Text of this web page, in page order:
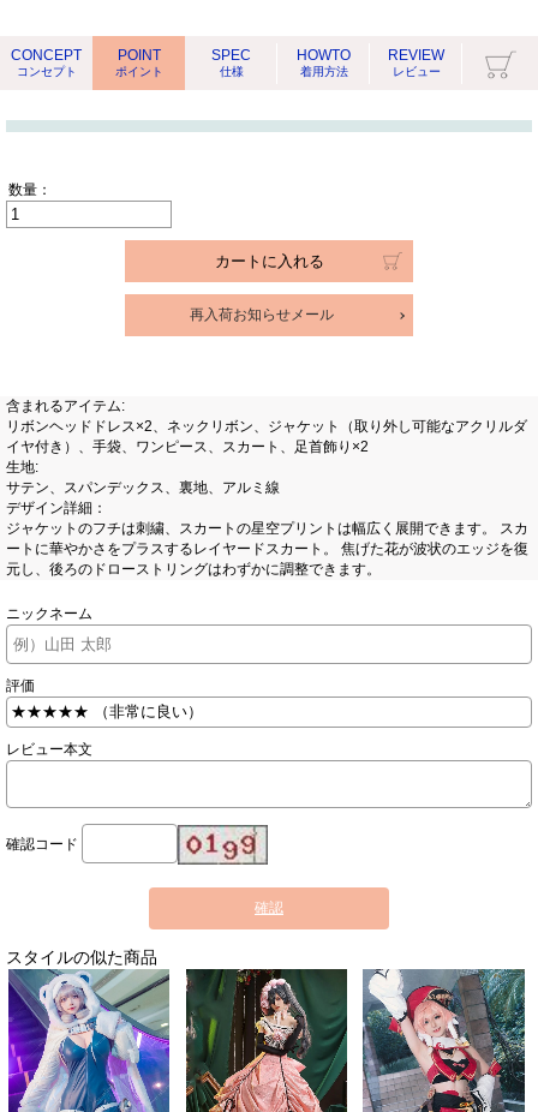
CONCEPT
コンセプト
POINT
ポイント
SPEC
仕様
HOWTO
着用方法
REVIEW
レビュー
数量：
含まれるアイテム:
リボンヘッドドレス×2、ネックリボン、ジャケット（取り外し可能なアクリルダ
イヤ付き）、手袋、ワンピース、スカート、足首飾り×2
生地:
サテン、スパンデックス、裏地、アルミ線
デザイン詳細：
ジャケットのフチは刺繍、スカートの星空プリントは幅広く展開できます。 スカ
ートに華やかさをプラスするレイヤードスカート。 焦げた花が波状のエッジを復
元し、後ろのドローストリングはわずかに調整できます。
ニックネーム
評価
レビュー本文
確認コード
確認
スタイルの似た商品